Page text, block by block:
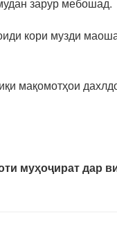
кори музди
мақомотҳои
муҳоҷиратдар